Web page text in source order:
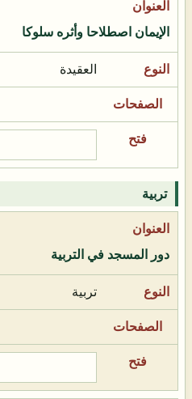
الإيمان اصطلاحا وأثره سلوكا
العقيدة
تربية
دور المسجد في التربية
تربية